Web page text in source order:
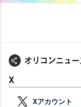
X
Xアカウント